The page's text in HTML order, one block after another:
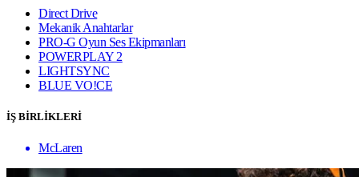
Direct Drive
Mekanik Anahtarlar
PRO-G Oyun Ses Ekipmanları
POWERPLAY 2
LIGHTSYNC
BLUE VO!CE
İŞ BİRLİKLERİ
McLaren